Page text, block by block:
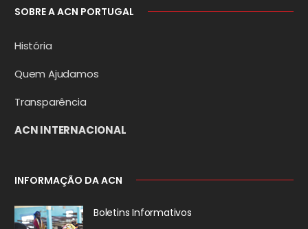
SOBRE A ACN PORTUGAL
História
Quem Ajudamos
Transparência
ACN INTERNACIONAL
INFORMAÇÃO DA ACN
Boletins Informativos